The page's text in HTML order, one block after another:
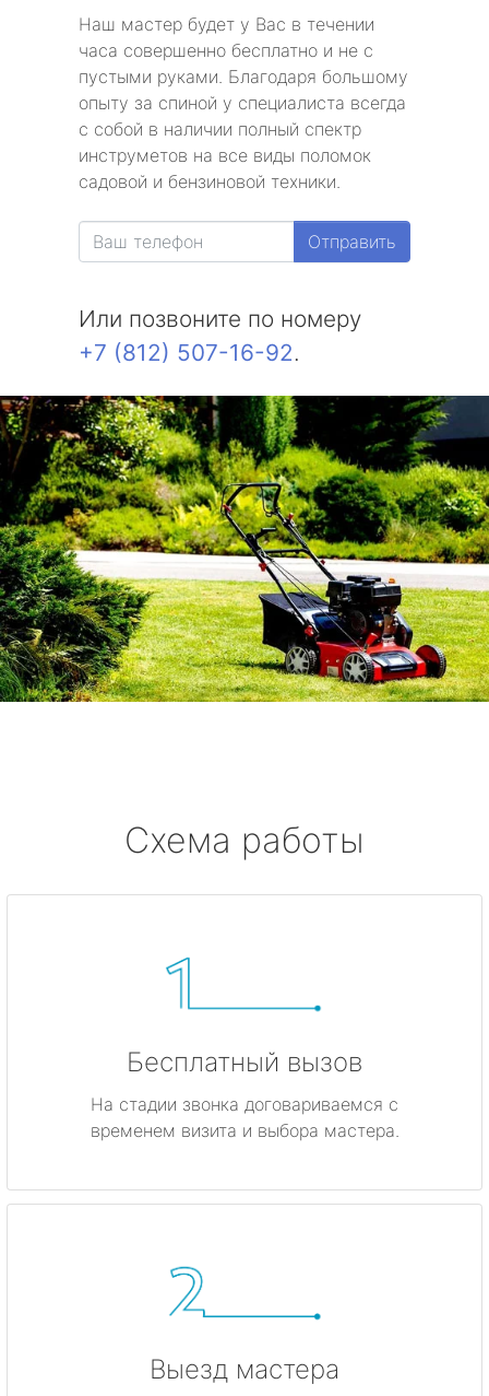
Наш мастер будет у Вас в течении
часа совершенно бесплатно и не с
пустыми руками. Благодаря большому
опыту за спиной у специалиста всегда
с собой в наличии полный спектр
инструметов на все виды поломок
садовой и бензиновой техники.
Отправить
Или позвоните по номеру
+7 (812) 507-16-92.
Схема работы
Бесплатный вызов
На стадии звонка договариваемся с
временем визита и выбора мастера.
Выезд мастера